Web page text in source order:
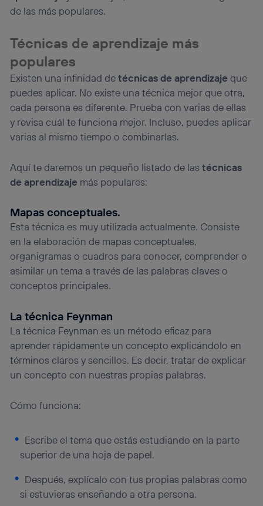
de las más populares.
Técnicas de aprendizaje más
populares
Existen una infinidad detécnicas de aprendizaje que
puedes aplicar. No existe una técnica mejor que otra,
cada persona es diferente. Prueba con varias de ellas
y revisa cuál te funciona mejor. Incluso, puedes aplicar
varias al mismo tiempo o combinarlas.
Aquí te daremos un pequeño listado de las técnicas
de aprendizaje más populares:
Mapas conceptuales.
Esta técnica es muy utilizada actualmente. Consiste
en la elaboración de mapas conceptuales,
organigramas o cuadros para conocer, comprender o
asimilar un tema a través de las palabras claves o
conceptos principales.
La técnica Feynman
La técnica Feynman es un método eficaz para
aprender rápidamente un concepto explicándolo en
términos claros y sencillos. Es decir, tratar de explicar
un concepto con nuestras propias palabras.
Cómo funciona:
Escribe el tema que estás estudiando en la parte
superior de una hoja de papel.
Después, explícalo con tus propias palabras como
si estuvieras enseñando a otra persona.